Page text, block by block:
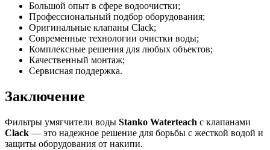
Большой опыт в сфере водоочистки;
Профессиональный подбор оборудования;
Оригинальные клапаны Clack;
Современные технологии очистки воды;
Комплексные решения для любых объектов;
Качественный монтаж;
Сервисная поддержка.
Заключение
Фильтры умягчители воды Stanko Waterteach с клапанами
Clack — это надежное решение для борьбы с жесткой водой и
защиты оборудования от накипи.